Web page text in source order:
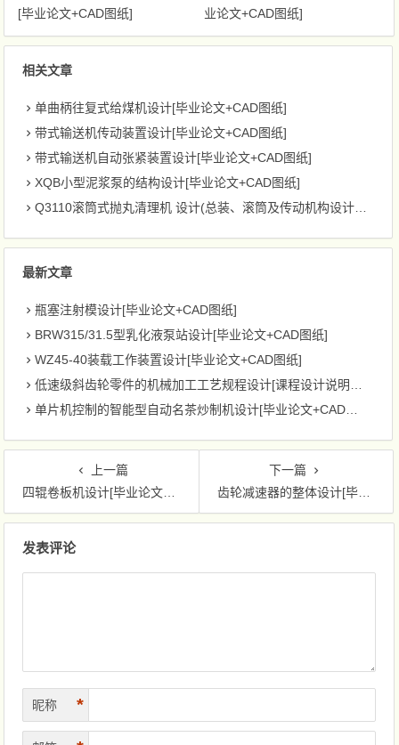
[毕业论文+CAD图纸]
业论文+CAD图纸]
相关文章
单曲柄往复式给煤机设计[毕业论文+CAD图纸]
带式输送机传动装置设计[毕业论文+CAD图纸]
带式输送机自动张紧装置设计[毕业论文+CAD图纸]
XQB小型泥浆泵的结构设计[毕业论文+CAD图纸]
Q3110滚筒式抛丸清理机 设计(总装、滚筒及传动机构设计)[毕业论文+CAD图纸]
最新文章
瓶塞注射模设计[毕业论文+CAD图纸]
BRW315/31.5型乳化液泵站设计[毕业论文+CAD图纸]
WZ45-40装载工作装置设计[毕业论文+CAD图纸]
低速级斜齿轮零件的机械加工工艺规程设计[课程设计说明书+CAD图纸]
单片机控制的智能型自动名茶炒制机设计[毕业论文+CAD图纸]
上一篇
四辊卷板机设计[毕业论文+CAD图纸]
下一篇
齿轮减速器的整体设计[毕业论文+CAD图纸]
发表评论
昵称 *